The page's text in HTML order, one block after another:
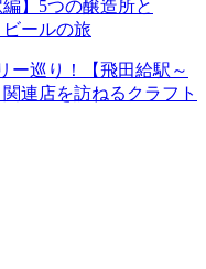
ー巡り！【飛田給駅～
連店を訪ねるクラフト